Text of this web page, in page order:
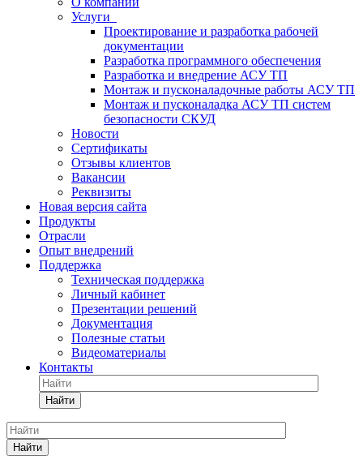
Услуги
Проектирование и разработка рабочей
документации
Разработка программного обеспечения
Разработка и внедрение АСУ ТП
Монтаж и пусконаладочные работы АСУ ТП
Монтаж и пусконаладка АСУ ТП систем
безопасности СКУД
Новости
Сертификаты
Отзывы клиентов
Вакансии
Реквизиты
Новая версия сайта
Продукты
Отрасли
Опыт внедрений
Поддержка
Техническая поддержка
Личный кабинет
Презентации решений
Документация
Полезные статьи
Видеоматериалы
Контакты
Найти
Найти